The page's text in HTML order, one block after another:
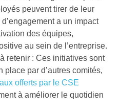
peuvent tirer de leur
a un impact
des équipes,
au sein de l’entreprise.
retenir : Ces initiatives sont
par d’autres comités,
offerts par le CSE
à améliorer le quotidien